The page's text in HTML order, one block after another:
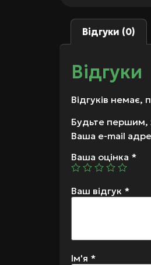
Відгуки (0)
Відгуки
Відгуків немає,
Будьте першим,
Ваша e-mail
Ваша оцінка *
Ваш відгук *
Ім'я *